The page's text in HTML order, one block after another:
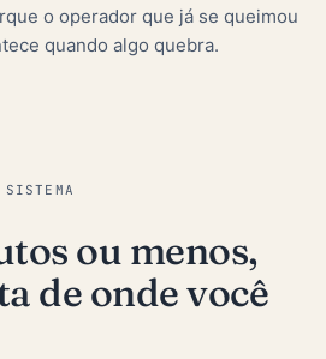
o operador que já se queimou
quando algo quebra.
ou menos,
de onde você